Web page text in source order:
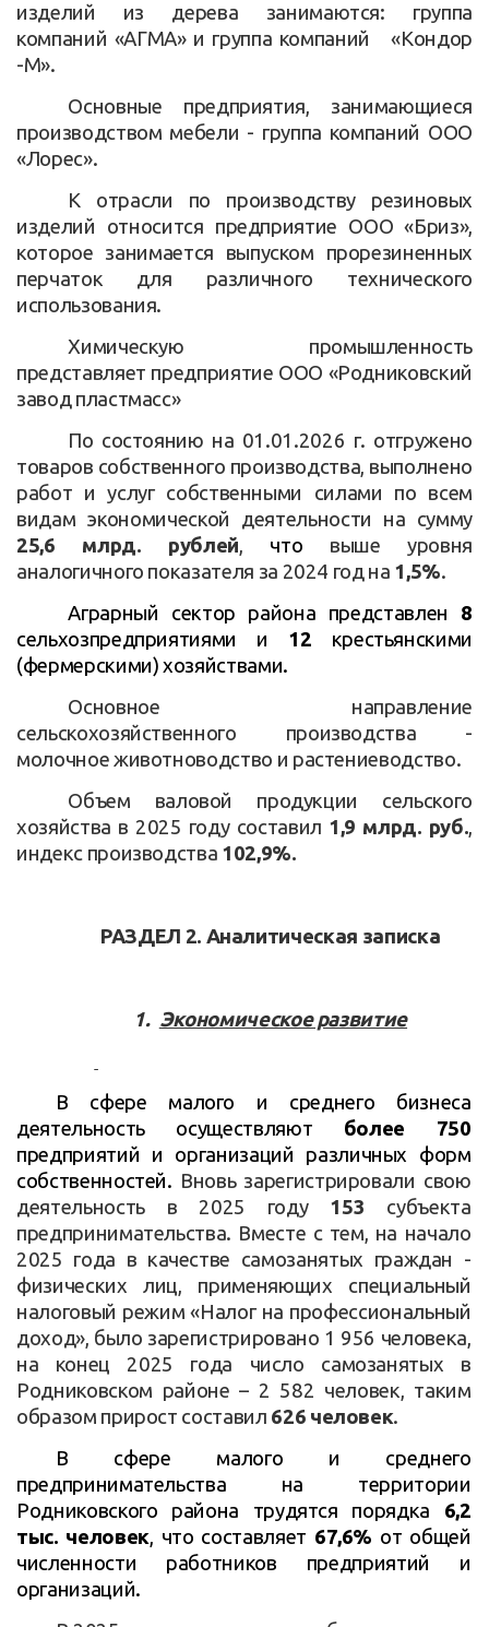
изделий из дерева занимаются: группа
компаний «АГМА» и группа компаний «Кондор
-М».
Основные предприятия, занимающиеся
производством мебели - группа компаний ООО
«Лорес».
К отрасли по производству резиновых
изделий относится предприятие ООО «Бриз»,
которое занимается выпуском прорезиненных
перчаток для различного технического
использования.
Химическую промышленность
представляет предприятие ООО «Родниковский
завод пластмасс»
По состоянию на 01.01.2026 г. отгружено
товаров собственного производства, выполнено
работ и услуг собственными силами по всем
видам экономической деятельности на сумму
25,6 млрд. рублей, что выше уровня
аналогичного показателя за 2024 год на 1,5%.
Аграрный сектор района представлен 8
сельхозпредприятиями и 12 крестьянскими
(фермерскими) хозяйствами.
Основное направление
сельскохозяйственного производства -
молочное животноводство и растениеводство.
Объем валовой продукции сельского
хозяйства в 2025 году составил 1,9 млрд. руб.,
индекс производства 102,9%.
РАЗДЕЛ 2. Аналитическая записка
1. Экономическое развитие
В сфере малого и среднего бизнеса
деятельность осуществляют более 750
предприятий и организаций различных форм
собственностей. Вновь зарегистрировали свою
деятельность в 2025 году 153 субъекта
предпринимательства. Вместе с тем, на начало
2025 года в качестве самозанятых граждан -
физических лиц, применяющих специальный
налоговый режим «Налог на профессиональный
доход», было зарегистрировано 1 956 человека,
на конец 2025 года число самозанятых в
Родниковском районе – 2 582 человек, таким
образом прирост составил 626 человек.
В сфере малого и среднего
предпринимательства на территории
Родниковского района трудятся порядка 6,2
тыс. человек, что составляет 67,6% от общей
численности работников предприятий и
организаций.